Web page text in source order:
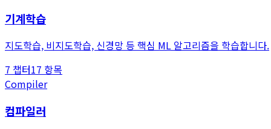
기계학습
지도학습, 비지도학습, 신경망 등 핵심 ML 알고리즘을 학습합니다.
7 챕터17 항목
Compiler
컴파일러